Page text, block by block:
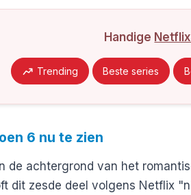
Handige Netflix
Trending Beste series
6 nu te zien
de achtergrond van het
dit zesde deel volgens Netflix